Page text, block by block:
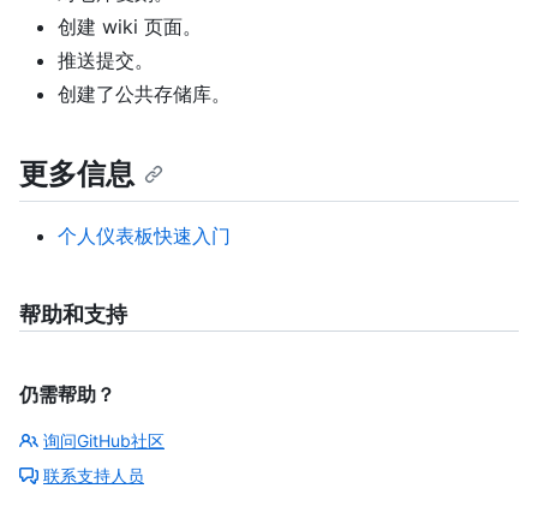
创建 wiki 页面。
推送提交。
创建了公共存储库。
更多信息
个人仪表板快速入门
帮助和支持
仍需帮助？
询问GitHub社区
联系支持人员